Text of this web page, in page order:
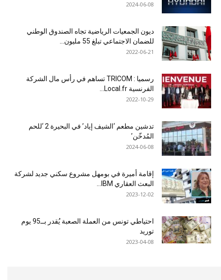
2024-06-08
ديون الجمعيات الرياضية تجاه الصندوق الوطني
للضمان الاجتماعي تبلغ 55 مليون...
2022-06-21
رسميا : TRICOM تساهم في رأس مال الشركة
الفرنسية Local.fr...
2022-10-29
تدشين مطعم ‘الشيف إياد’ في البحيرة 2 ‘للحم
المُدخّن’
2024-06-08
إقامة أميرة في بومهل مشروع سكني جديد لشركة
البعث العقاري IBM...
2023-12-02
احتياطي تونس من العملة الصعبة يُقدر بــ95 يوم
توريد
2023-04-08